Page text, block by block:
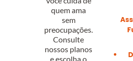
quem ama
sem
preocupações.
Consulte
nossos planos
e escolha o